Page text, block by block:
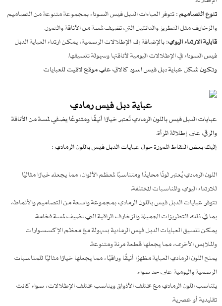
تنوع التصاميم: تتوفر العباءات الدبل فيس السوداء بمجموعة متنوعة من التصاميم
والزخارف مثل التطريز والدانتيل التي تضيف لمسة من الأناقة والتميز.
قابلية الارتداء اليومي: بالإضافة إلى الإطلالات الرسمية، يمكن ارتداء العباية الدبل
فيس السوداء في الإطلالات اليومية لأناقتها وسهولة تنسيقها.
وتكون شكل عباية دبل فيس اسود كالاتي علي موقع لاقيت للعبايات
عباية دبل فيس رمادي
عبايات الدبل فيس باللون الرمادي تُعتبر خيارًا أنيقًا ومتنوعًا يضفي لمسة من الأناقة
والرقي على إطلالة المرأة.
إليك بعض النقاط المميزة حول عبايات الدبل فيس باللون الرمادي :
اللون الرمادي يُعتبر لونًا محايدًا ومتناسبًا لمعظم الألوان، مما يجعله خيارًا مثاليًا
للارتداء اليومي والمناسبات المختلفة.
تتوفر عبايات الدبل فيس باللون الرمادي بمجموعة واسعة من التصاميم والأنماط،
بما في ذلك التطريزات الجميلة والزخارف الراقية التي تضيف لمسة فخامة.
يمكن تنسيق العبايات الدبل فيس الرمادية بسهولة مع معظم الإكسسوارات
والملابس الأخرى، مما يجعلها قطعة مرنة ومتنوعة.
يمنح اللون الرمادي العباية مظهرًا أنيقًا وراقيًا، مما يجعلها خيارًا مثاليًا للمناسبات
الرسمية واليومية على حد سواء.
يتناسب اللون الرمادي مع مختلف الأذواق ويناسب مختلف الإطلالات، سواء كانت
تقليدية أو عصرية.